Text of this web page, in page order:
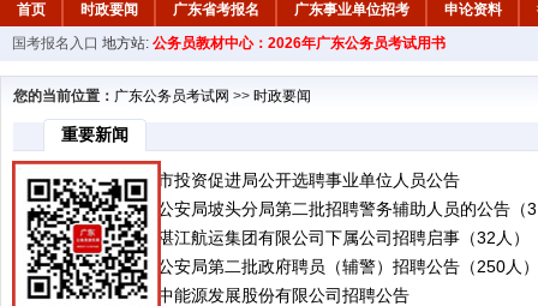
首页 时政要闻 广东省考报名 广东事业单位招考 申论资料
国考报名入口 地方站: 公务员教材中心：2026年广东公务员考试用书
您的当前位置： 广东公务员考试网 >> 时政要闻
重要新闻
2026年度信宜市投资促进局公开选聘事业单位人员公告
2026年湛江市公安局坡头分局第二批招聘警务辅助人员的公告（
2026年广东省湛江航运集团有限公司下属公司招聘启事（32人）
2026年汕尾市公安局第二批政府聘员（辅警）招聘公告（250人）
2026年中山兴中能源发展股份有限公司招聘公告